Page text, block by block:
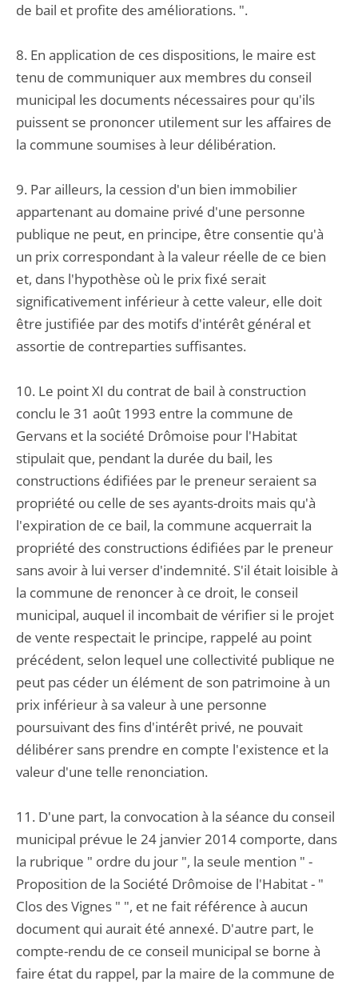
de bail et profite des améliorations. ".
8. En application de ces dispositions, le maire est
tenu de communiquer aux membres du conseil
municipal les documents nécessaires pour qu'ils
puissent se prononcer utilement sur les affaires de
la commune soumises à leur délibération.
9. Par ailleurs, la cession d'un bien immobilier
appartenant au domaine privé d'une personne
publique ne peut, en principe, être consentie qu'à
un prix correspondant à la valeur réelle de ce bien
et, dans l'hypothèse où le prix fixé serait
significativement inférieur à cette valeur, elle doit
être justifiée par des motifs d'intérêt général et
assortie de contreparties suffisantes.
10. Le point XI du contrat de bail à construction
conclu le 31 août 1993 entre la commune de
Gervans et la société Drômoise pour l'Habitat
stipulait que, pendant la durée du bail, les
constructions édifiées par le preneur seraient sa
propriété ou celle de ses ayants-droits mais qu'à
l'expiration de ce bail, la commune acquerrait la
propriété des constructions édifiées par le preneur
sans avoir à lui verser d'indemnité. S'il était loisible à
la commune de renoncer à ce droit, le conseil
municipal, auquel il incombait de vérifier si le projet
de vente respectait le principe, rappelé au point
précédent, selon lequel une collectivité publique ne
peut pas céder un élément de son patrimoine à un
prix inférieur à sa valeur à une personne
poursuivant des fins d'intérêt privé, ne pouvait
délibérer sans prendre en compte l'existence et la
valeur d'une telle renonciation.
11. D'une part, la convocation à la séance du conseil
municipal prévue le 24 janvier 2014 comporte, dans
la rubrique " ordre du jour ", la seule mention " -
Proposition de la Société Drômoise de l'Habitat - "
Clos des Vignes " ", et ne fait référence à aucun
document qui aurait été annexé. D'autre part, le
compte-rendu de ce conseil municipal se borne à
faire état du rappel, par la maire de la commune de